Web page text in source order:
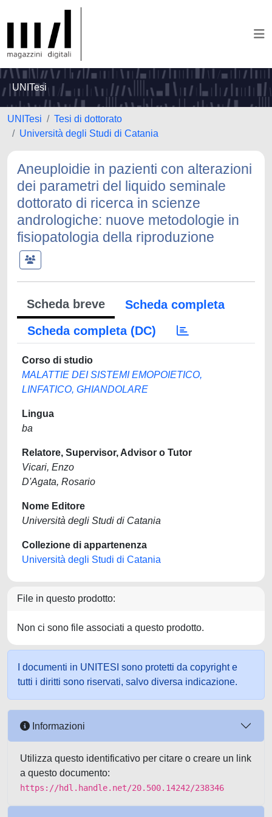
UNITesi
UNITesi
Tesi di dottorato
Università degli Studi di Catania
Aneuploidie in pazienti con alterazioni
dei parametri del liquido seminale
dottorato di ricerca in scienze
andrologiche: nuove metodologie in
fisiopatologia della riproduzione
Scheda breve
Scheda completa
Scheda completa (DC)
Corso di studio
MALATTIE DEI SISTEMI EMOPOIETICO,
LINFATICO, GHIANDOLARE
Lingua
ba
Relatore, Supervisor, Advisor o Tutor
Vicari, Enzo
D'Agata, Rosario
Nome Editore
Università degli Studi di Catania
Collezione di appartenenza
Università degli Studi di Catania
File in questo prodotto:
Non ci sono file associati a questo prodotto.
I documenti in UNITESI sono protetti da copyright e
tutti i diritti sono riservati, salvo diversa indicazione.
Informazioni
Utilizza questo identificativo per citare o creare un link
a questo documento:
https://hdl.handle.net/20.500.14242/238346